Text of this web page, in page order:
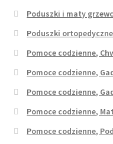
Poduszki i maty
Poduszki ortopedyczne
Pomoce codzienne,
Pomoce codzienne,
Pomoce codzienne,
Pomoce codzienne,
Pomoce codzienne,